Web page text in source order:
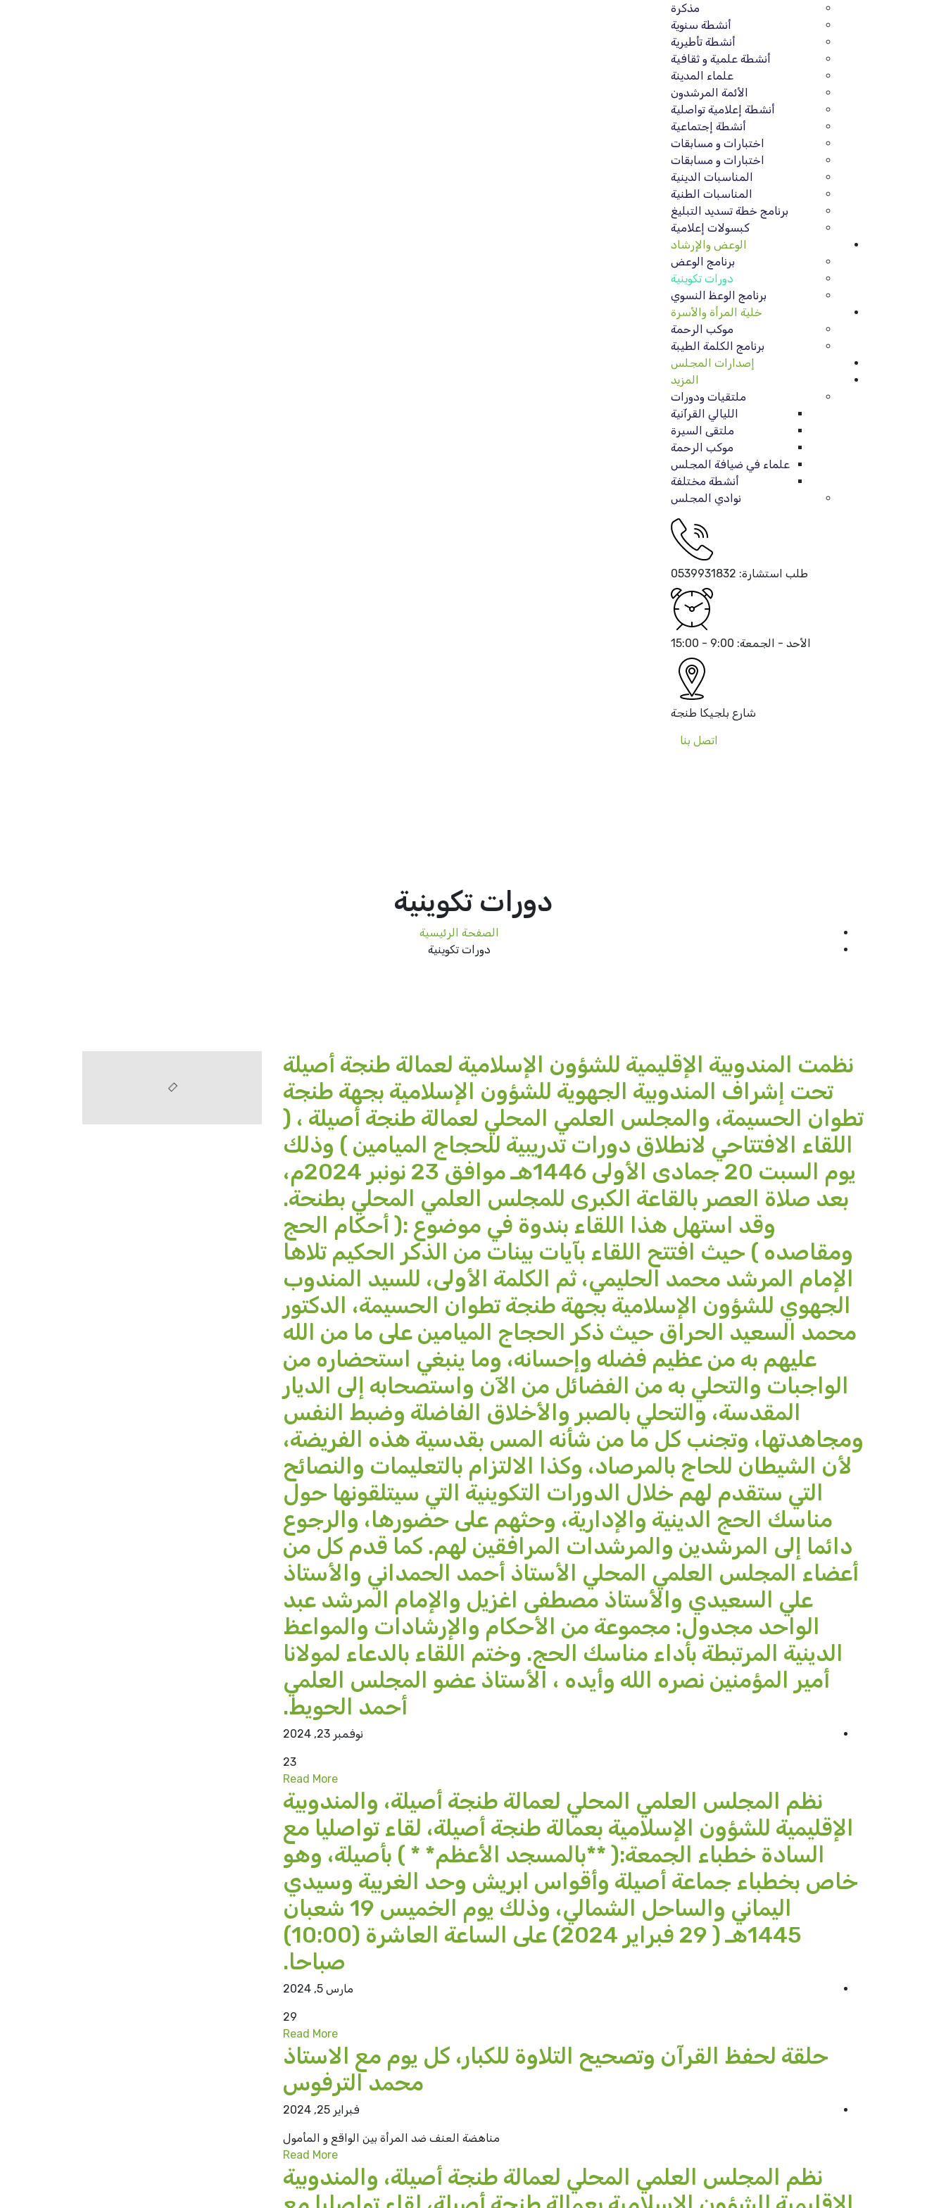
مذكرة
أنشطة سنوية
أنشطة تأطيرية
أنشطة علمية و ثقافية
علماء المدينة
الأئمة المرشدون
أنشطة إعلامية تواصلية
أنشطة إجتماعية
اختبارات و مسابقات
اختبارات و مسابقات
المناسبات الدينية
المناسبات الطنية
برنامج خطة تسديد التبليغ
كبسولات إعلامية
الوعض والإرشاد
برنامج الوعض
دورات تكوينية
برنامج الوعظ النسوي
خلية المرأة والأسرة
موكب الرحمة
برنامج الكلمة الطيبة
إصدارات المجلس
المزيد
ملتقيات ودورات
الليالي القرآنية
ملتقى السيرة
موكب الرحمة
علماء في ضيافة المجلس
أنشطة مختلفة
نوادي المجلس
طلب استشارة: 0539931832
الأحد - الجمعة: 9:00 - 15:00
شارع بلجيكا طنجة
اتصل بنا
دورات تكوينية
الصفحة الرئيسية
دورات تكوينية
نظمت المندوبية الإقليمية للشؤون الإسلامية لعمالة طنجة أصيلة
تحت إشراف المندوبية الجهوية للشؤون الإسلامية بجهة طنجة
تطوان الحسيمة، والمجلس العلمي المحلي لعمالة طنجة أصيلة ، (
اللقاء الافتتاحي لانطلاق دورات تدريبية للحجاج الميامين ) وذلك
يوم السبت 20 جمادى الأولى 1446هـ موافق 23 نونبر 2024م،
بعد صلاة العصر بالقاعة الكبرى للمجلس العلمي المحلي بطنحة.
وقد استهل هذا اللقاء بندوة في موضوع :( أحكام الحج
ومقاصده ) حيث افتتح اللقاء بآيات بينات من الذكر الحكيم تلاها
الإمام المرشد محمد الحليمي، ثم الكلمة الأولى، للسيد المندوب
الجهوي للشؤون الإسلامية بجهة طنجة تطوان الحسيمة، الدكتور
محمد السعيد الحراق حيث ذكر الحجاج الميامين على ما من الله
عليهم به من عظيم فضله وإحسانه، وما ينبغي استحضاره من
الواجبات والتحلي به من الفضائل من الآن واستصحابه إلى الديار
المقدسة، والتحلي بالصبر والأخلاق الفاضلة وضبط النفس
ومجاهدتها، وتجنب كل ما من شأنه المس بقدسية هذه الفريضة،
لأن الشيطان للحاج بالمرصاد، وكذا الالتزام بالتعليمات والنصائح
التي ستقدم لهم خلال الدورات التكوينية التي سيتلقونها حول
مناسك الحج الدينية والإدارية، وحثهم على حضورها، والرجوع
دائما إلى المرشدين والمرشدات المرافقين لهم. كما قدم كل من
أعضاء المجلس العلمي المحلي الأستاذ أحمد الحمداني والأستاذ
علي السعيدي والأستاذ مصطفى اغزيل والإمام المرشد عبد
الواحد مجدول: مجموعة من الأحكام والإرشادات والمواعظ
الدينية المرتبطة بأداء مناسك الحج. وختم اللقاء بالدعاء لمولانا
أمير المؤمنين نصره الله وأيده ، الأستاذ عضو المجلس العلمي
أحمد الحويط.
نوفمبر 23, 2024
23
Read More
نظم المجلس العلمي المحلي لعمالة طنجة أصيلة، والمندوبية
الإقليمية للشؤون الإسلامية بعمالة طنجة أصيلة، لقاء تواصليا مع
السادة خطباء الجمعة:( **بالمسجد الأعظم* * ) بأصيلة، وهو
خاص بخطباء جماعة أصيلة وأقواس ابريش وحد الغربية وسيدي
اليماني والساحل الشمالي، وذلك يوم الخميس 19 شعبان
1445هـ ( 29 فبراير 2024) على الساعة العاشرة (10:00)
صباحا.
مارس 5, 2024
29
Read More
حلقة لحفظ القرآن وتصحيح التلاوة للكبار، كل يوم مع الاستاذ
محمد الترفوس
فبراير 25, 2024
مناهضة العنف ضد المرأة بين الواقع و المأمول
Read More
نظم المجلس العلمي المحلي لعمالة طنجة أصيلة، والمندوبية